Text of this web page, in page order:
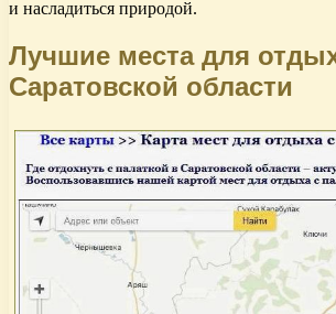
и насладиться природой.
Лучшие места для
Саратовской области